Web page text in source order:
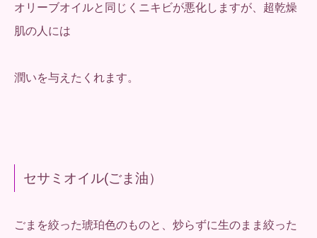
オリーブオイルと同じくニキビが悪化しますが、超乾燥
肌の人には
潤いを与えたくれます。
セサミオイル(ごま油）
ごまを絞った琥珀色のものと、炒らずに生のまま絞った